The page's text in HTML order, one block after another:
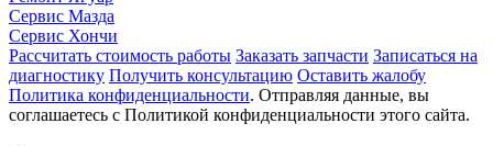
Сервис Мазда
Сервис Хончи
Рассчитать стоимость работы Заказать запчасти Записаться на
диагностику Получить консультацию Оставить жалобу
Политика конфиденциальности. Отправляя данные, вы
соглашаетесь с Политикой конфиденциальности этого сайта.